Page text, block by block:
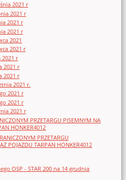
2021 r
2021 r
2021 r
2021 r
2021
2021 r
2021 r
2021 r
2021 r
2021 r.
2021 r
2021 r
2021 r
PRZETARGU PISEMNYM NA
HONKER4012
PRZETARGU
POJAZDU TARPAN HONKER4012
OSP - STAR 200 na 14 grudnia